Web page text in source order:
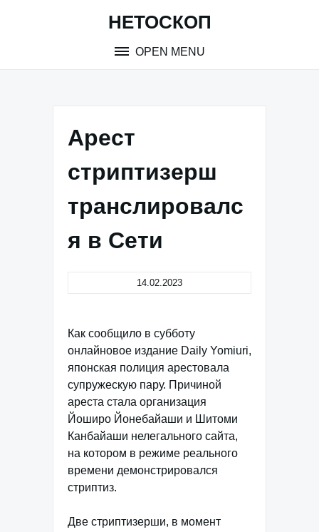
НЕТОСКОП
OPEN MENU
Арест
стриптизерш
транслировалс
я в Сети
14.02.2023
Как сообщило в субботу
онлайновое издание Daily Yomiuri,
японская полиция арестовала
супружескую пару. Причиной
ареста стала организация
Йоширо Йонебайаши и Шитоми
Канбайаши нелегального сайта,
на котором в режиме реального
времени демонстрировался
стриптиз.
Две стриптизерши, в момент